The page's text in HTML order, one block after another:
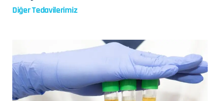
Diğer Tedavilerimiz